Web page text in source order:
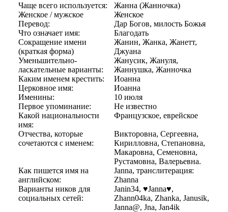
Чаще всего используется:
Жанна (Жанночка)
Женское / мужское
Женское
Перевод:
Дар Богов, милость Божья
Что означает имя:
Благодать
Сокращение имени
(краткая форма)
Жанин, Жанка, Жанетт,
Джуана
Уменьшительно-
ласкательные варианты:
Жанусик, Жануля,
Жаннушка, Жанночка
Каким именем крестить:
Иоанна
Церковное имя:
Иоанна
Именины:
10 июля
Первое упоминание:
Не известно
Какой национальности
имя:
Французское, еврейское
Отчества, которые
сочетаются с именем:
Викторовна, Сергеевна,
Кирилловна, Степановна,
Макаровна, Семеновна,
Рустамовна, Валерьевна.
Как пишется имя на
английском:
Janna, транслитерация:
Zhanna
Варианты ников для
социальных сетей:
Janin34, ♥Janna♥,
Zhann04ka, Zhanka, Janusik,
Janna@, Jna, Jan4ik